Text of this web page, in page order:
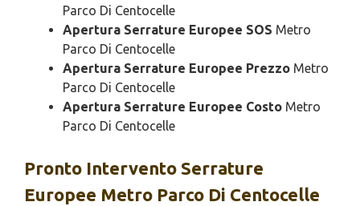
Parco Di Centocelle
Apertura Serrature Europee SOS Metro
Parco Di Centocelle
Apertura Serrature Europee Prezzo Metro
Parco Di Centocelle
Apertura Serrature Europee Costo Metro
Parco Di Centocelle
Pronto Intervento Serrature
Europee Metro Parco Di Centocelle